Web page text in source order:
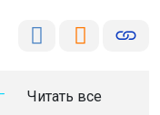
Читать все